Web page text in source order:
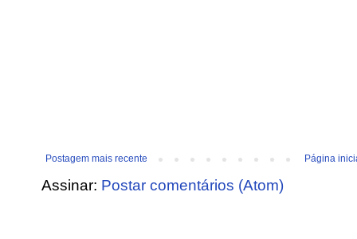
Postagem mais recente Página
Assinar: Postar comentários (Atom)